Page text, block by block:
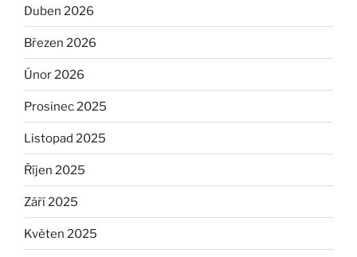
Duben 2026
Březen 2026
Únor 2026
Prosinec 2025
Listopad 2025
Říjen 2025
Září 2025
Květen 2025